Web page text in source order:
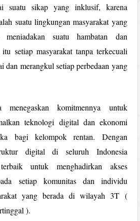
suatu sikap yang inklusif, karena
suatu lingkungan masyarakat yang
suatu hambatan dan
setiap masyarakat tanpa terkecuali
dan merangkul setiap perbedaan yang
menegaskan komitmennya untuk
teknologi digital dan ekonomi
bagi kelompok rentan. Dengan
digital di seluruh Indonesia
untuk menghadirkan akses
setiap komunitas dan individu
yang berada di wilayah 3T (
).